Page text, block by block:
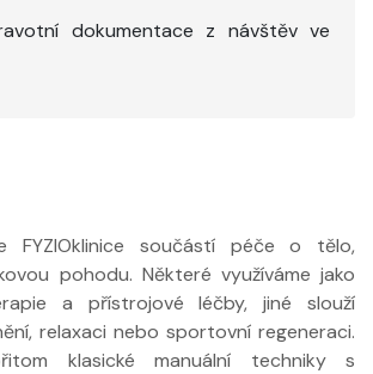
dokumentace z návštěv ve
FYZIOklinice součástí péče o tělo,
pohodu. Některé využíváme jako
a přístrojové léčby, jiné slouží
relaxaci nebo sportovní regeneraci.
klasické manuální techniky s